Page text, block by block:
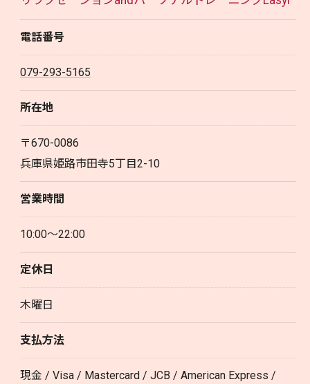
電話番号
079-293-5165
所在地
〒670-0086
兵庫県姫路市田寺5丁目2-10
営業時間
10:00～22:00
定休日
木曜日
支払方法
現金 / Visa / Mastercard / JCB / American Express /